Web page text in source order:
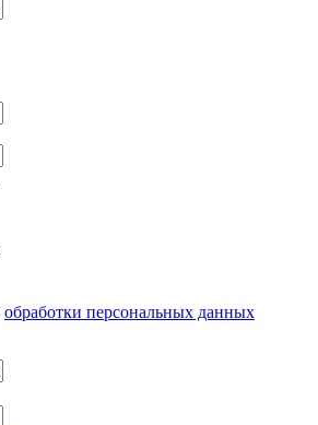
обработки персональных данных